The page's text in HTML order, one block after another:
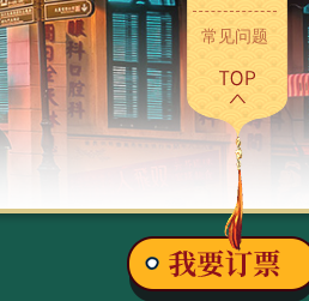
常见问题